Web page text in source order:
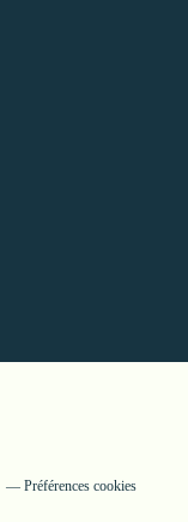
Préférences cookies